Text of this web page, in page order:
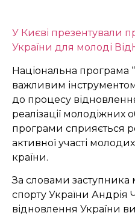
У Києві презентували
України для молоді
Національна програма
важливим
до процесу
реалізації молодіжних
програми сприяється
активної участі
країни.
За словами заступника
спорту України Андрія
відновлення України